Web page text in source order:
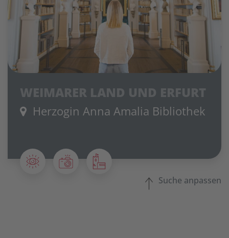
WEIMARER LAND UND ERFURT
Herzogin Anna Amalia Bibliothek
Suche anpassen